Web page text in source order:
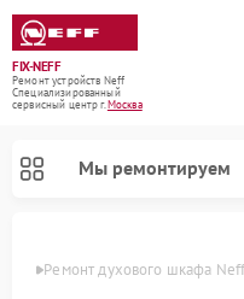
FIX-NEFF
Ремонт устройств Neff
Специализированный
cервисный центр г.Москва
Мы ремонтируем
Ремонт духового шкафа